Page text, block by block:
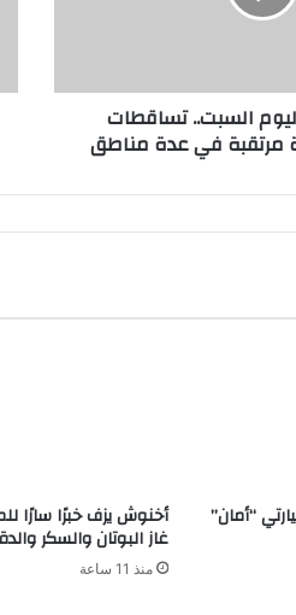
السبت.. تساقطات
مرتقبة في عدة مناطق
“أمان” أخنوش يزف خبرًا سارًا
غاز البوتان والسكر
منذ 11 ساعة